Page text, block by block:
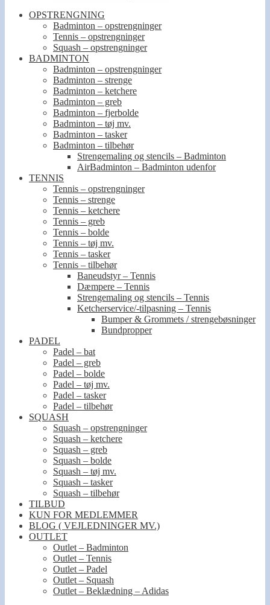
OPSTRENGNING
Badminton – opstrengninger
Tennis – opstrengninger
Squash – opstrengninger
BADMINTON
Badminton – opstrengninger
Badminton – strenge
Badminton – ketchere
Badminton – greb
Badminton – fjerbolde
Badminton – tøj mv.
Badminton – tasker
Badminton – tilbehør
Strengemaling og stencils – Badminton
AirBadminton – Badminton udenfor
TENNIS
Tennis – opstrengninger
Tennis – strenge
Tennis – ketchere
Tennis – greb
Tennis – bolde
Tennis – tøj mv.
Tennis – tasker
Tennis – tilbehør
Baneudstyr – Tennis
Dæmpere – Tennis
Strengemaling og stencils – Tennis
Ketcherservice/-tilpasning – Tennis
Bumper & Grommets / strengebøsninger
Bundpropper
PADEL
Padel – bat
Padel – greb
Padel – bolde
Padel – tøj mv.
Padel – tasker
Padel – tilbehør
SQUASH
Squash – opstrengninger
Squash – ketchere
Squash – greb
Squash – bolde
Squash – tøj mv.
Squash – tasker
Squash – tilbehør
TILBUD
KUN FOR MEDLEMMER
BLOG ( VEJLEDNINGER MV.)
OUTLET
Outlet – Badminton
Outlet – Tennis
Outlet – Padel
Outlet – Squash
Outlet – Beklædning – Adidas